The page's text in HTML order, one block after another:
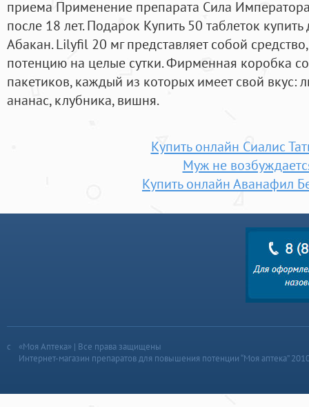
приема Применение препарата Сила
после 18 лет. Подарок Купить 50 таблеток
Абакан. Lilyfil 20 мг представляет собой
потенцию на целые сутки. Фирменная коробка
пакетиков, каждый из которых имеет свой вкус:
ананас, клубника, вишня.
Купить онлайн Сиалис
Муж не
Купить онлайн Аванафил
«Моя Аптека» | Все права защищены
Интернет-магазин препаратов для повышения потенции “Моя аптека”